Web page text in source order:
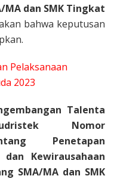
MA dan SMK Tingkat
bahwa keputusan
Pelaksanaan
2023
Talenta
Nomor
Penetapan
Kewirausahaan
SMA/MA dan SMK